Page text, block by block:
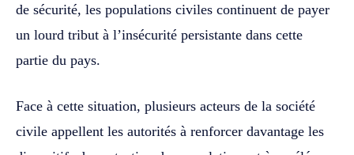
de sécurité, les populations civiles continuent de payer
un lourd tribut à l’insécurité persistante dans cette
partie du pays.
Face à cette situation, plusieurs acteurs de la société
civile appellent les autorités à renforcer davantage les